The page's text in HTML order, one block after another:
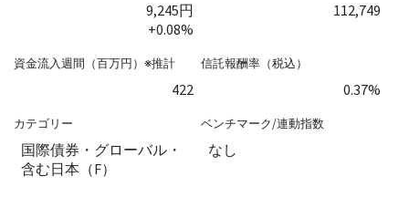
9,245円
+0.08%
112,749
資金流入週間（百万円）※推計
422
信託報酬率（税込）
0.37%
カテゴリー
国際債券・グローバル・
含む日本（F）
ベンチマーク/連動指数
なし